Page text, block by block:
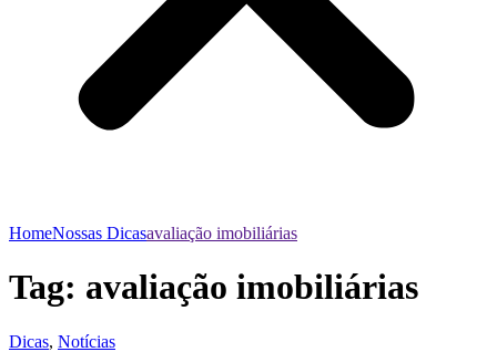
HomeNossas Dicasavaliação imobiliárias
Tag: avaliação imobiliárias
Dicas, Notícias